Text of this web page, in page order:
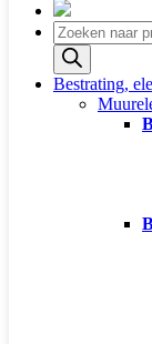
Producten
zoeken
Bestrating,